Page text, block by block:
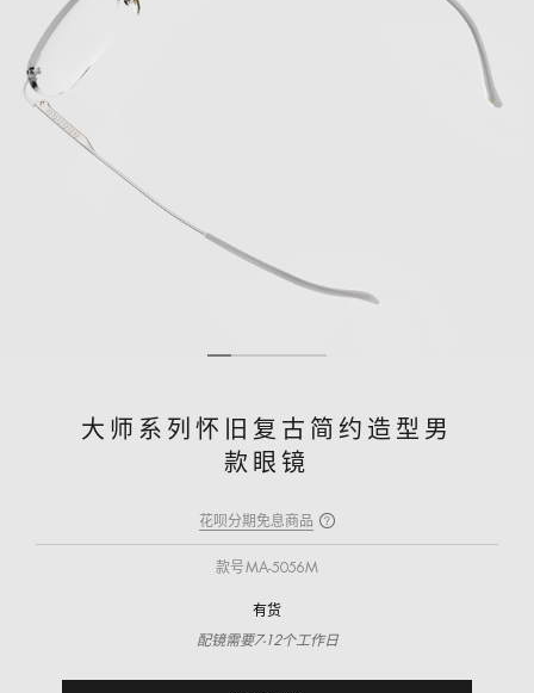
大师系列怀旧复古简约造型男
款眼镜
花呗分期免息商品
款号MA-5056M
有货
配镜需要7-12个工作日